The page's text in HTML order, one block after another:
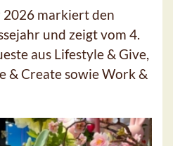
2026 markiert den
und zeigt vom 4.
aus Lifestyle & Give,
& Create sowie Work &